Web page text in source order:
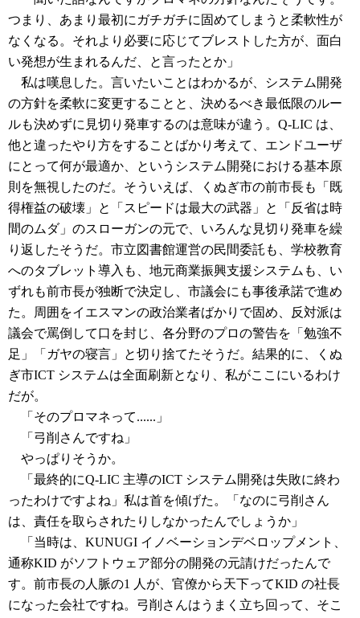
つまり、あまり最初にガチガチに固めてしまうと柔軟性が
なくなる。それより必要に応じてブレストした方が、面白
い発想が生まれるんだ、と言ったとか」
私は嘆息した。言いたいことはわかるが、システム開発
の方針を柔軟に変更することと、決めるべき最低限のルー
ルも決めずに見切り発車するのは意味が違う。Q-LIC は、
他と違ったやり方をすることばかり考えて、エンドユーザ
にとって何が最適か、というシステム開発における基本原
則を無視したのだ。そういえば、くぬぎ市の前市長も「既
得権益の破壊」と「スピードは最大の武器」と「反省は時
間のムダ」のスローガンの元で、いろんな見切り発車を繰
り返したそうだ。市立図書館運営の民間委託も、学校教育
へのタブレット導入も、地元商業振興支援システムも、い
ずれも前市長が独断で決定し、市議会にも事後承諾で進め
た。周囲をイエスマンの政治業者ばかりで固め、反対派は
議会で罵倒して口を封じ、各分野のプロの警告を「勉強不
足」「ガヤの寝言」と切り捨てたそうだ。結果的に、くぬ
ぎ市ICT システムは全面刷新となり、私がここにいるわけ
だが。
「そのプロマネって......」
「弓削さんですね」
やっぱりそうか。
「最終的にQ-LIC 主導のICT システム開発は失敗に終わ
ったわけですよね」私は首を傾げた。「なのに弓削さん
は、責任を取らされたりしなかったんでしょうか」
「当時は、KUNUGI イノベーションデベロップメント、
通称KID がソフトウェア部分の開発の元請けだったんで
す。前市長の人脈の1 人が、官僚から天下ってKID の社長
になった会社ですね。弓削さんはうまく立ち回って、そこ